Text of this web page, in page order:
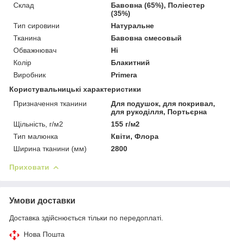
Склад
Бавовна (65%), Поліестер
(35%)
Тип сировини
Натуральне
Тканина
Бавовна смесовый
Обважнювач
Ні
Колір
Блакитний
Виробник
Primera
Користувальницькі характеристики
Призначення тканини
Для подушок, для покривал,
для рукоділля, Портьєрна
Щільність, г/м2
155 г/м2
Тип малюнка
Квіти, Флора
Ширина тканини (мм)
2800
Приховати
Умови доставки
Доставка здійснюється тільки по передоплаті.
Нова Пошта